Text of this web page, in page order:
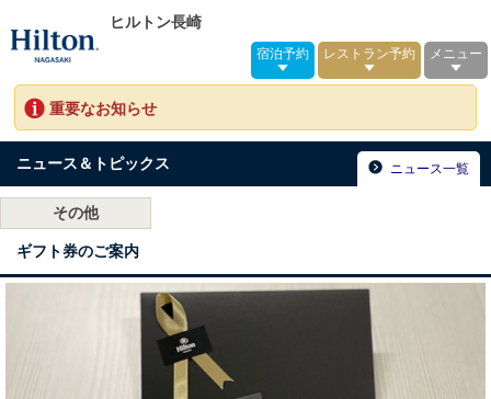
ヒルトン長崎
宿泊予約 レストラン予約 メニュー
重要なお知らせ
ニュース＆トピックス ニュース一覧
その他
ギフト券のご案内